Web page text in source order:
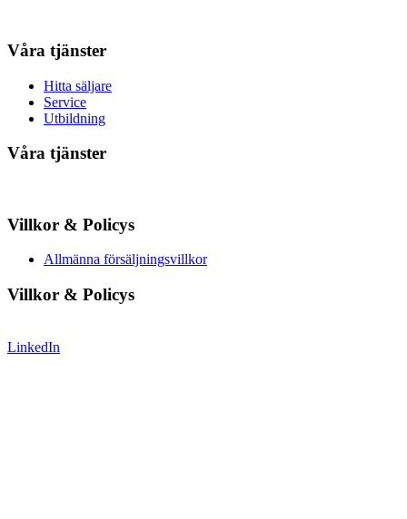
Våra tjänster
Hitta säljare
Service
Utbildning
Våra tjänster
Villkor & Policys
Allmänna försäljningsvillkor
Villkor & Policys
LinkedIn